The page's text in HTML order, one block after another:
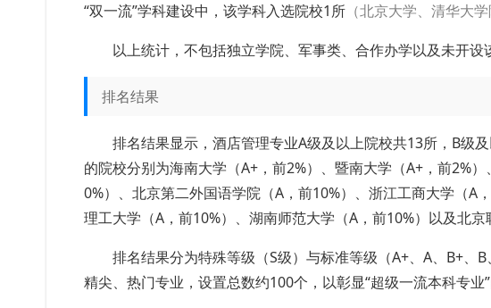
“双一流”学科建设中，该学科入选院校1所 （北京大学、清华大学
以上统计，不包括独立学院、军事类、合作办学以及未开设
排名结果
排名结果显示，酒店管理专业A级及以上院校共13所，B级
的院校分别为海南大学（A+，前2%）、暨南大学（A+，前2%
0%）、北京第二外国语学院（A，前10%）、浙江工商大学（A
理工大学（A，前10%）、湖南师范大学（A，前10%）以及北京
排名结果分为特殊等级（S级）与标准等级（A+、A、B+、
精尖、热门专业，设置总数约100个，以彰显“超级一流本科专业”